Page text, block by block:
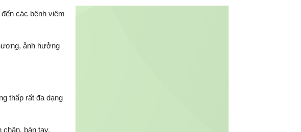
các bệnh viêm
ảnh hưởng
thấp rất đa dạng
bàn tay,